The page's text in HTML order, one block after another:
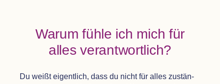
Warum fühle ich mich für
alles verantwortlich?
Du weißt eigent­lich, dass du nicht für alles zustän­